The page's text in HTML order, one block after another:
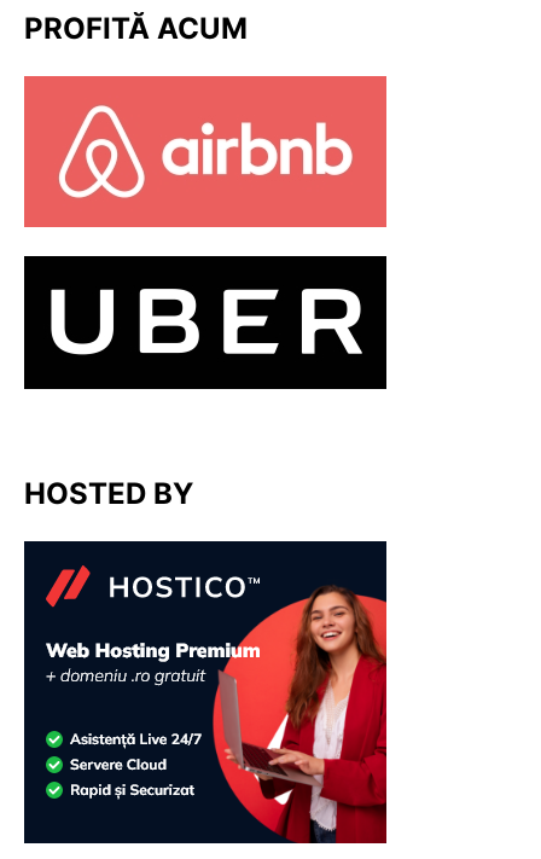
PROFITĂ ACUM
HOSTED BY